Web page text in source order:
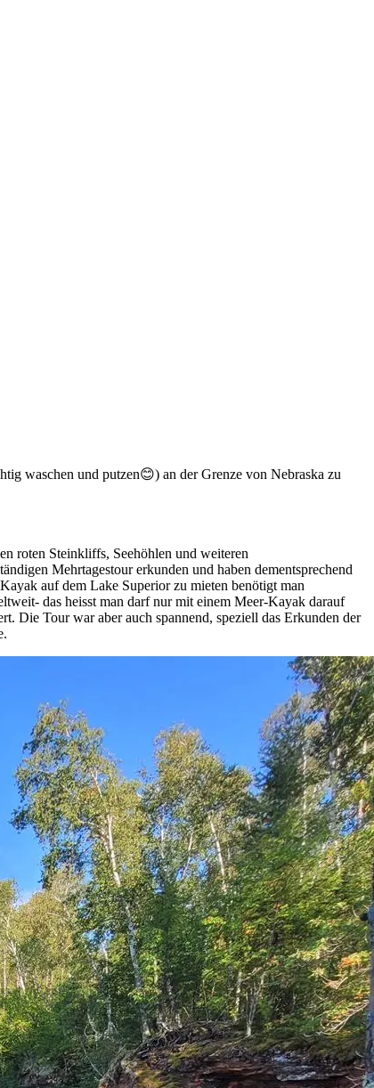
waschen und putzen😊) an der Grenze von Nebraska zu
roten Steinkliffs, Seehöhlen und weiteren
Mehrtagestour erkunden und haben dementsprechend
auf dem Lake Superior zu mieten benötigt man
das heisst man darf nur mit einem Meer-Kayak darauf
Die Tour war aber auch spannend, speziell das Erkunden der